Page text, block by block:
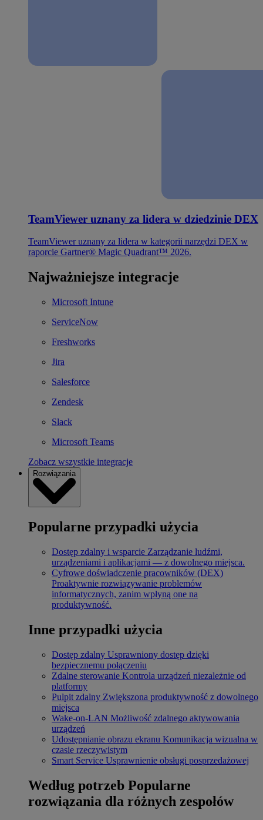
TeamViewer uznany za lidera w dziedzinie DEX
TeamViewer uznany za lidera w kategorii narzędzi DEX w
raporcie Gartner® Magic Quadrant™ 2026.
Najważniejsze integracje
Microsoft Intune
ServiceNow
Freshworks
Jira
Salesforce
Zendesk
Slack
Microsoft Teams
Zobacz wszystkie integracje
Rozwiązania
Popularne przypadki użycia
Dostęp zdalny i wsparcie Zarządzanie ludźmi,
urządzeniami i aplikacjami — z dowolnego miejsca.
Cyfrowe doświadczenie pracowników (DEX)
Proaktywnie rozwiązywanie problemów
informatycznych, zanim wpłyną one na
produktywność.
Inne przypadki użycia
Dostęp zdalny Usprawniony dostęp dzięki
bezpiecznemu połączeniu
Zdalne sterowanie Kontrola urządzeń niezależnie od
platformy
Pulpit zdalny Zwiększona produktywność z dowolnego
miejsca
Wake-on-LAN Możliwość zdalnego aktywowania
urządzeń
Udostępnianie obrazu ekranu Komunikacja wizualna w
czasie rzeczywistym
Smart Service Usprawnienie obsługi posprzedażowej
Według potrzeb Popularne
rozwiązania dla różnych zespołów